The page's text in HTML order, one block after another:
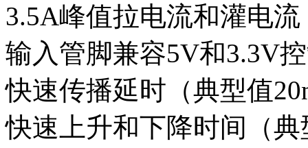
3.5A峰值拉电流和灌电流
输入管脚兼容5V和3.3V
快速传播延时（典型值
快速上升和下降时间（典